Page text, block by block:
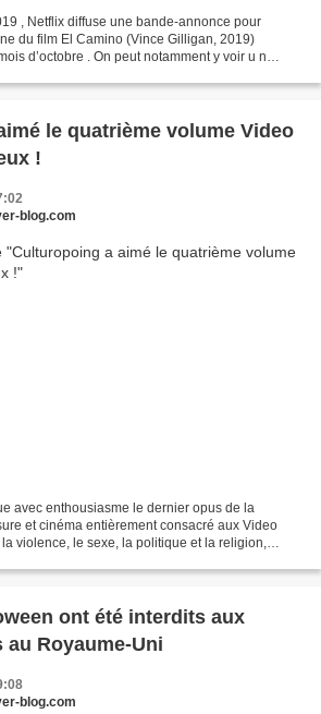
, Netflix diffuse une bande-annonce pour
du film El Camino (Vince Gilligan, 2019)
d’octobre . On peut notamment y voir u n
le quatrième volume Video
!
blog.com
avec enthousiasme le dernier opus de la
et cinéma entièrement consacré aux Video
violence, le sexe, la politique et la religion,
ont été interdits aux
au Royaume-Uni
blog.com